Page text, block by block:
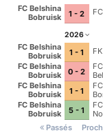
FC Belshina
Bobruisk
1 - 2
2026
FC Belshina
Bobruisk
1 - 1
FC Belshina
Bobruisk
0 - 2
FC Belshina
Bobruisk
1 - 1
FC Belshina
Bobruisk
5 - 1
Passés